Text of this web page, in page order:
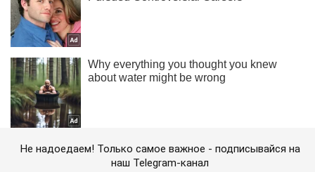
Не надоедаем! Только самое важное - подписывайся на
наш Telegram-канал